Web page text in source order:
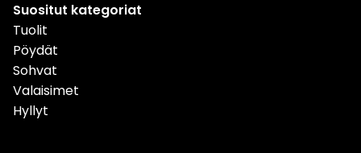
Suositut kategoriat
Tuolit
Pöydät
Sohvat
Valaisimet
Hyllyt